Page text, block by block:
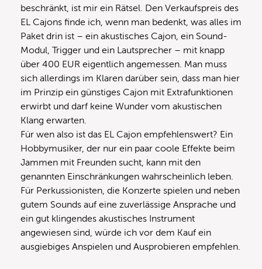
beschränkt, ist mir ein Rätsel. Den Verkaufspreis des
EL Cajons finde ich, wenn man bedenkt, was alles im
Paket drin ist – ein akustisches Cajon, ein Sound-
Modul, Trigger und ein Lautsprecher – mit knapp
über 400 EUR eigentlich angemessen. Man muss
sich allerdings im Klaren darüber sein, dass man hier
im Prinzip ein günstiges Cajon mit Extrafunktionen
erwirbt und darf keine Wunder vom akustischen
Klang erwarten.
Für wen also ist das EL Cajon empfehlenswert? Ein
Hobbymusiker, der nur ein paar coole Effekte beim
Jammen mit Freunden sucht, kann mit den
genannten Einschränkungen wahrscheinlich leben.
Für Perkussionisten, die Konzerte spielen und neben
gutem Sounds auf eine zuverlässige Ansprache und
ein gut klingendes akustisches Instrument
angewiesen sind, würde ich vor dem Kauf ein
ausgiebiges Anspielen und Ausprobieren empfehlen.